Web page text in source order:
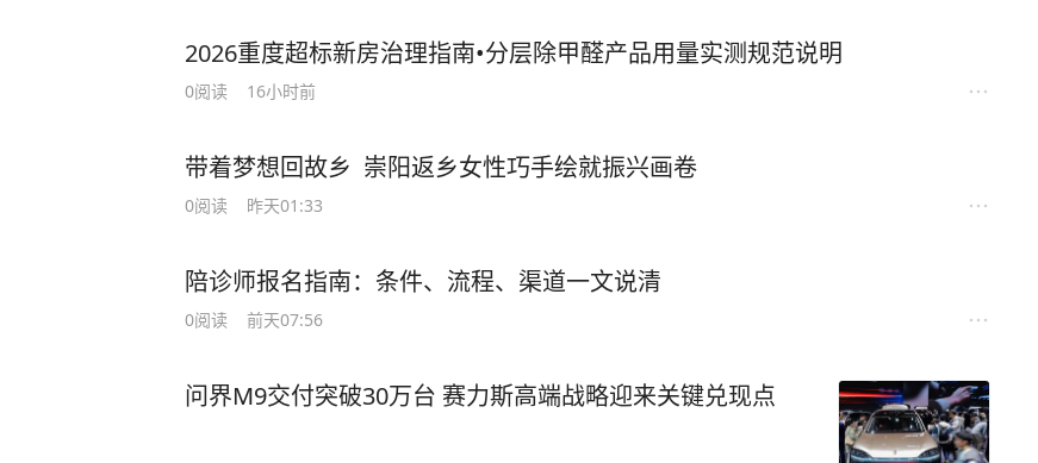
2026重度超标新房治理指南•分层除甲醛产品用量实测规范说明
0阅读 16小时前
带着梦想回故乡 崇阳返乡女性巧手绘就振兴画卷
0阅读 昨天01:33
陪诊师报名指南：条件、流程、渠道一文说清
0阅读 前天07:56
问界M9交付突破30万台 赛力斯高端战略迎来关键兑现点